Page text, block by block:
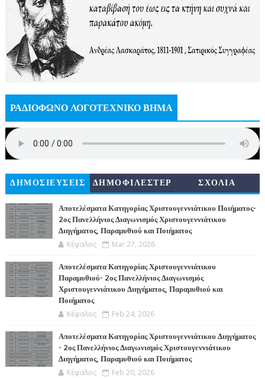
ΡΑΔΙΟΦΩΝΟ ΛΟΓΟΤΕΧΝΙΚΟ ΒΗΜΑ
ΔΗΜΟΣΙΕΥΣΕΙΣ
ΔΗΜΟΦΙΛΕΣΤΕΡ
ΣΧΟΛΙΑ
Αποτελέσματα Κατηγορίας Χριστουγεννιάτικου Ποιήματος-
2ος Πανελλήνιος Διαγωνισμός Χριστουγεννιάτικου
Διηγήματος, Παραμυθιού και Ποιήματος
Κέφαλος Mar 27, 2026
Αποτελέσματα Κατηγορίας Χριστουγεννιάτικου
Παραμυθιού- 2ος Πανελλήνιος Διαγωνισμός
Χριστουγεννιάτικου Διηγήματος, Παραμυθιού και
Ποιήματος
Κέφαλος Feb 24, 2026
Αποτελέσματα Κατηγορίας Χριστουγεννιάτικου Διηγήματος
- 2ος Πανελλήνιος Διαγωνισμός Χριστουγεννιάτικου
Διηγήματος, Παραμυθιού και Ποιήματος
Κέφαλος Feb 20, 2026